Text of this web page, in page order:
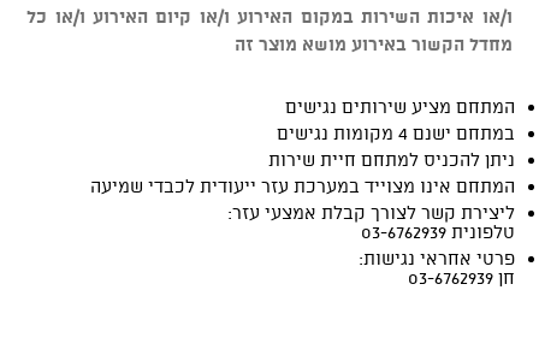
ו/או איכות השירות במקום האירוע ו/או קיום האירוע ו/או כל
מחדל הקשור באירוע מושא מוצר זה
המתחם מציע שירותים נגישים
במתחם ישנם 4 מקומות נגישים
ניתן להכניס למתחם חיית שירות
המתחם אינו מצוייד במערכת עזר ייעודית לכבדי שמיעה
ליצירת קשר לצורך קבלת אמצעי עזר:
טלפונית 03-6762939
פרטי אחראי נגישות:
חן 03-6762939